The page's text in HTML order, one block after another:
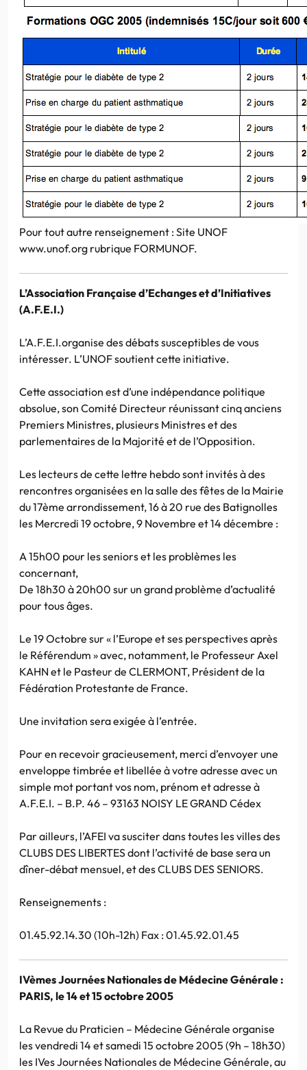
Pour tout autre renseignement : Site UNOF
www.unof.org rubrique FORMUNOF.
L’Association Française d’Echanges et d’Initiatives
(A.F.E.I.)
L’A.F.E.I.organise des débats susceptibles de vous
intéresser. L’UNOF soutient cette initiative.
Cette association est d’une indépendance politique
absolue, son Comité Directeur réunissant cinq anciens
Premiers Ministres, plusieurs Ministres et des
parlementaires de la Majorité et de l’Opposition.
Les lecteurs de cette lettre hebdo sont invités à des
rencontres organisées en la salle des fêtes de la Mairie
du 17ème arrondissement, 16 à 20 rue des Batignolles
les Mercredi 19 octobre, 9 Novembre et 14 décembre :
A 15h00 pour les seniors et les problèmes les
concernant,
De 18h30 à 20h00 sur un grand problème d’actualité
pour tous âges.
Le 19 Octobre sur « l’Europe et ses perspectives après
le Référendum » avec, notamment, le Professeur Axel
KAHN et le Pasteur de CLERMONT, Président de la
Fédération Protestante de France.
Une invitation sera exigée à l’entrée.
Pour en recevoir gracieusement, merci d’envoyer une
enveloppe timbrée et libellée à votre adresse avec un
simple mot portant vos nom, prénom et adresse à
A.F.E.I. – B.P. 46 – 93163 NOISY LE GRAND Cédex
Par ailleurs, l’AFEI va susciter dans toutes les villes des
CLUBS DES LIBERTES dont l’activité de base sera un
dîner-débat mensuel, et des CLUBS DES SENIORS.
Renseignements :
01.45.92.14.30 (10h-12h) Fax : 01.45.92.01.45
IVèmes Journées Nationales de Médecine Générale :
PARIS, le 14 et 15 octobre 2005
La Revue du Praticien – Médecine Générale organise
les vendredi 14 et samedi 15 octobre 2005 (9h – 18h30)
les IVes Journées Nationales de Médecine Générale, au